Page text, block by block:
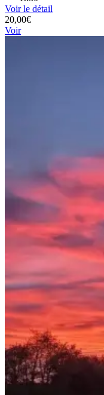
Voir le détail
20,00€
Voir